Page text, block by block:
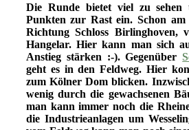
Die Runde bietet viel zu
Punkten zur Rast ein. Schon
Richtung Schloss Birlinghoven,
Hangelar. Hier kann man sich
Anstieg stärken :-). Gegenüber
geht es in den Feldweg. Hier
zum Kölner Dom blicken.
wenig durch die gewachsenen
man kann immer noch die
die Industrieanlagen um